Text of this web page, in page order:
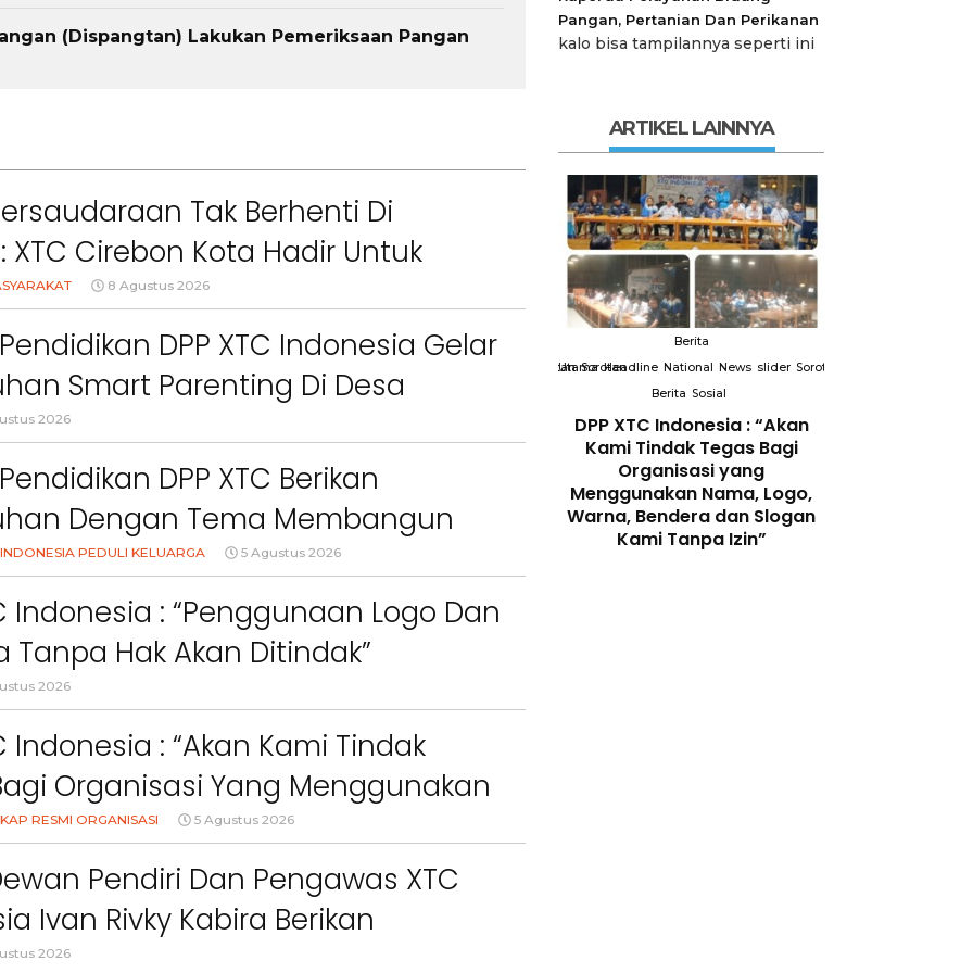
(Dispangtan) Lakukan Pemeriksaan Pangan
Tak Berhenti Di
XTC Cirebon Kota Hadir Untuk
8 Agustus 2026
DPP XTC Indonesia Gelar
Smart Parenting Di Desa
KBB
2026
DPP XTC Berikan
Dengan Tema Membangun
Tua Dalam Menjaga
Anak Di Era Digital
PEDULI KELUARGA 5 Agustus 2026
Indonesia : “Penggunaan Logo Dan
Tanpa Hak Akan Ditindak”
2026
Indonesia : “Akan Kami Tindak
Organisasi Yang Menggunakan
Warna, Bendera Dan Slogan
Izin”
RESMI ORGANISASI 5 Agustus 2026
Pendiri Dan Pengawas XTC
Ivan Rivky Kabira Berikan
Sikap Terkait “XTC Sexy Road”
2026
Pangan, Pertanian Dan Perikanan
kalo bisa tampilannya seperti ini
ARTIKEL LAINNYA
Berita
Berita
Empat Tahun Janji Membeku,
Sawah Rusak: Ahli Waris
Tagih Tanggung Jawab
Pemkab Bandung Barat
Berita
Sorotan Sorotan
Berita
Berikan Penyuluhan dengan
Tema Membangun Peran
Orang Tua dalam Menjaga
Kesehatan Anak di Era Digital
Berita
Utama Headline National News slider Sorotan
Berita Sosial
DPP XTC Indonesia : “Akan
Kami Tindak Tegas Bagi
Organisasi yang
Menggunakan Nama, Logo,
Warna, Bendera dan Slogan
Kami Tanpa Izin”